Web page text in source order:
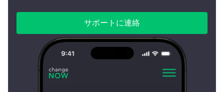
サポートに連絡